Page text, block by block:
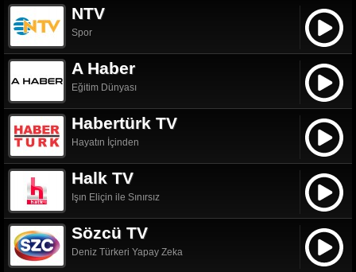
NTV
Spor
A Haber
Eğitim Dünyası
Habertürk TV
Hayatın İçinden
Halk TV
Işın Eliçin ile Sınırsız
Sözcü TV
Deniz Türkeri Yapay Zeka